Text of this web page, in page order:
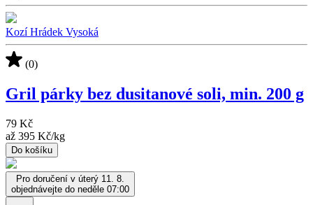
Kozí Hrádek Vysoká
(0)
Gril párky bez dusitanové soli, min. 200 g
79 Kč
až 395 Kč/kg
Do košíku
Pro doručení v úterý 11. 8.
objednávejte do neděle 07:00